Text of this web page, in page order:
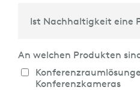
An welchen Produkten
Konferenzkameras